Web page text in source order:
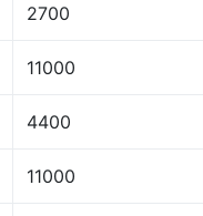
2700
11000
4400
11000